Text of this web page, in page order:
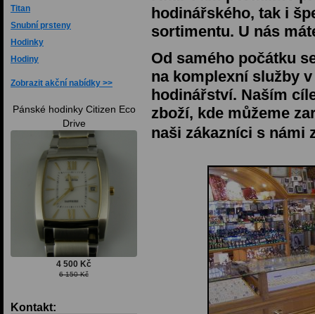
Titan
Snubní prsteny
Hodinky
Hodiny
Zobrazit akční nabídky
Pánské hodinky Citizen Eco
Drive
4 500 Kč
6 150 Kč
Kontakt:
hodinářského, tak i
sortimentu. U nás
Od samého počátku
na komplexní služby
hodinářství. Naším
zboží, kde můžeme
naši zákazníci s námi